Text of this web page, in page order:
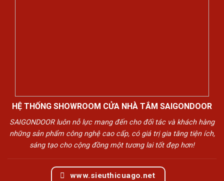
HỆ THỐNG SHOWROOM CỬA NHÀ TẮM SAIGONDOOR
SAIGONDOOR luôn nỗ lực mang đến cho đối tác và khách hàng
những sản phẩm công nghệ cao cấp, có giá trị gia tăng tiện ích,
sáng tạo cho cộng đồng một tương lai tốt đẹp hơn!
www.sieuthicuago.net